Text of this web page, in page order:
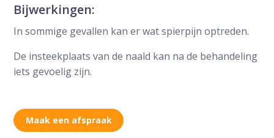
Bijwerkingen:
In sommige gevallen kan er wat spierpijn optreden.
De insteekplaats van de naald kan na de behandeling
iets gevoelig zijn.
Maak een afspraak